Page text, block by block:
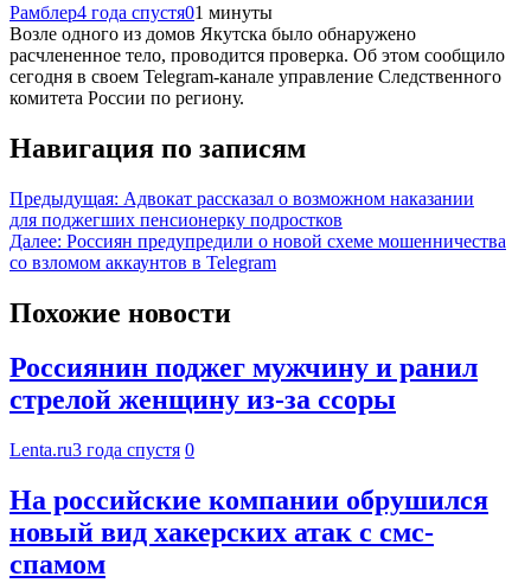
Рамблер4 года спустя01 минуты
Возле одного из домов Якутска было обнаружено
расчлененное тело, проводится проверка. Об этом сообщило
сегодня в своем Telegram-канале управление Следственного
комитета России по региону.
Навигация по записям
Предыдущая: Адвокат рассказал о возможном наказании
для поджегших пенсионерку подростков
Далее: Россиян предупредили о новой схеме мошенничества
со взломом аккаунтов в Telegram
Похожие новости
Россиянин поджег мужчину и ранил
стрелой женщину из-за ссоры
Lenta.ru3 года спустя 0
На российские компании обрушился
новый вид хакерских атак с смс-
спамом